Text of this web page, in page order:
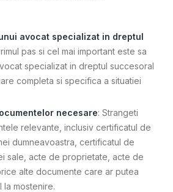
avocat specializat in dreptul
pas si cel mai important este sa
specializat in dreptul succesoral
completa si specifica a situatiei
necesare: Strangeti
relevante, inclusiv certificatul de
dumneavoastra, certificatul de
sale, acte de proprietate, acte de
alte documente care ar putea
mostenire.